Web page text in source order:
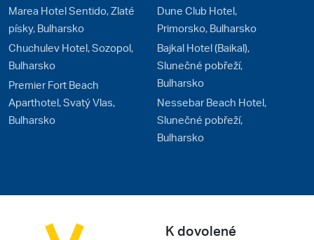
Marea Hotel Sentido, Zlaté
písky, Bulharsko
Chuchulev Hotel, Sozopol,
Bulharsko
Premier Fort Beach
Aparthotel, Svatý Vlas,
Bulharsko
Dune Club Hotel,
Primorsko, Bulharsko
Bajkal Hotel (Baikal),
Slunečné pobřeží,
Bulharsko
Nessebar Beach Hotel,
Slunečné pobřeží,
Bulharsko
K dovolené